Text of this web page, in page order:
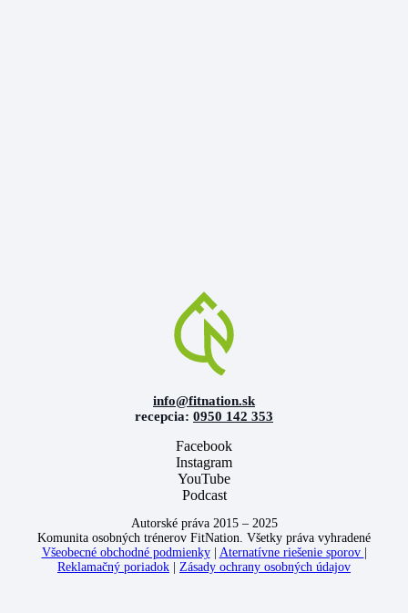
info@fitnation.sk
recepcia: 0950 142 353
Facebook
Instagram
YouTube
Podcast
Autorské práva 2015 – 2025
Komunita osobných trénerov FitNation. Všetky práva vyhradené
Všeobecné obchodné podmienky| Aternatívne riešenie sporov
Reklamačný poriadok
Zásady ochrany osobných údajov